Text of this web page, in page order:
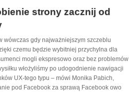
strony zacznij od
wówczas gdy najważniejszym szczeblu
czemu będzie wybitniej przychylna dla
mogli ekspresowo oraz bez problemów
włożyliśmy po udogodnienie nawigacji
UX-tego typu – mówi Monika Pabich,
pod Facebook za sprawą Facebook owo